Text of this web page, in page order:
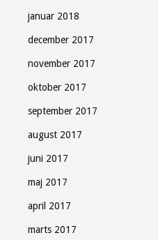
januar 2018
december 2017
november 2017
oktober 2017
september 2017
august 2017
juni 2017
maj 2017
april 2017
marts 2017